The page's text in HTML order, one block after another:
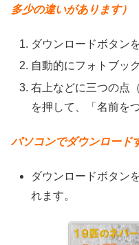
多少の違いがあります）
ダウンロードボタン
自動的にフォトブッ
右上などに三つの点
を押して、「名前を
パソコンでダウンロード
ダウンロードボタン
れます。